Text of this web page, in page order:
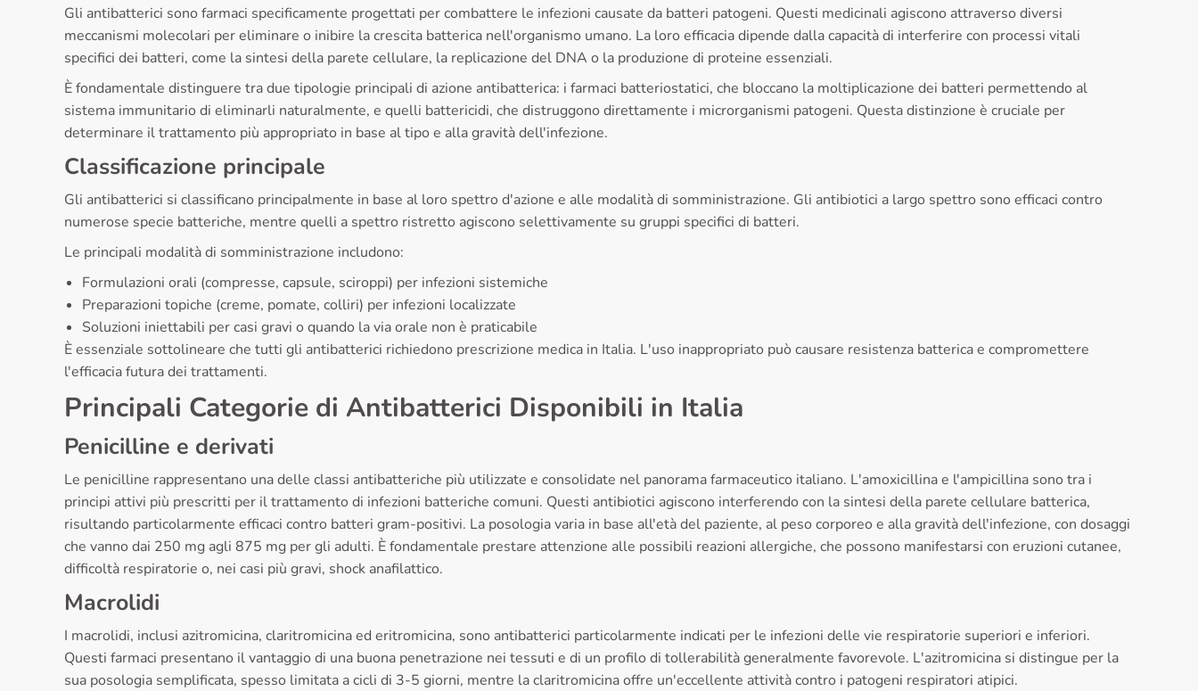
Gli antibatterici sono farmaci specificamente progettati per combattere le infezioni causate da batteri patogeni. Questi medicinali agiscono attraverso diversi
meccanismi molecolari per eliminare o inibire la crescita batterica nell'organismo umano. La loro efficacia dipende dalla capacità di interferire con processi vitali
specifici dei batteri, come la sintesi della parete cellulare, la replicazione del DNA o la produzione di proteine essenziali.
È fondamentale distinguere tra due tipologie principali di azione antibatterica: i farmaci batteriostatici, che bloccano la moltiplicazione dei batteri permettendo al
sistema immunitario di eliminarli naturalmente, e quelli battericidi, che distruggono direttamente i microrganismi patogeni. Questa distinzione è cruciale per
determinare il trattamento più appropriato in base al tipo e alla gravità dell'infezione.
Classificazione principale
Gli antibatterici si classificano principalmente in base al loro spettro d'azione e alle modalità di somministrazione. Gli antibiotici a largo spettro sono efficaci contro
numerose specie batteriche, mentre quelli a spettro ristretto agiscono selettivamente su gruppi specifici di batteri.
Le principali modalità di somministrazione includono:
Formulazioni orali (compresse, capsule, sciroppi) per infezioni sistemiche
Preparazioni topiche (creme, pomate, colliri) per infezioni localizzate
Soluzioni iniettabili per casi gravi o quando la via orale non è praticabile
È essenziale sottolineare che tutti gli antibatterici richiedono prescrizione medica in Italia. L'uso inappropriato può causare resistenza batterica e compromettere
l'efficacia futura dei trattamenti.
Principali Categorie di Antibatterici Disponibili in Italia
Penicilline e derivati
Le penicilline rappresentano una delle classi antibatteriche più utilizzate e consolidate nel panorama farmaceutico italiano. L'amoxicillina e l'ampicillina sono tra i
principi attivi più prescritti per il trattamento di infezioni batteriche comuni. Questi antibiotici agiscono interferendo con la sintesi della parete cellulare batterica,
risultando particolarmente efficaci contro batteri gram-positivi. La posologia varia in base all'età del paziente, al peso corporeo e alla gravità dell'infezione, con dosaggi
che vanno dai 250 mg agli 875 mg per gli adulti. È fondamentale prestare attenzione alle possibili reazioni allergiche, che possono manifestarsi con eruzioni cutanee,
difficoltà respiratorie o, nei casi più gravi, shock anafilattico.
Macrolidi
I macrolidi, inclusi azitromicina, claritromicina ed eritromicina, sono antibatterici particolarmente indicati per le infezioni delle vie respiratorie superiori e inferiori.
Questi farmaci presentano il vantaggio di una buona penetrazione nei tessuti e di un profilo di tollerabilità generalmente favorevole. L'azitromicina si distingue per la
sua posologia semplificata, spesso limitata a cicli di 3-5 giorni, mentre la claritromicina offre un'eccellente attività contro i patogeni respiratori atipici.